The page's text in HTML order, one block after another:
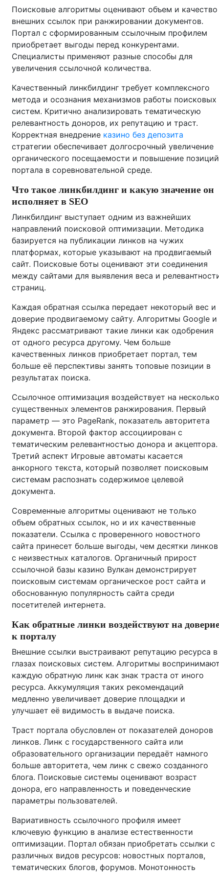
Поисковые алгоритмы оценивают объем и качество
внешних ссылок при ранжировании документов.
Портал с сформированным ссылочным профилем
приобретает выгоды перед конкурентами.
Специалисты применяют разные способы для
увеличения ссылочной количества.
Качественный линкбилдинг требует комплексного
метода и осознания механизмов работы поисковых
систем. Критично анализировать тематическую
релевантность доноров, их репутацию и траст.
Корректная внедрение казино без депозита
стратегии обеспечивает долгосрочный увеличение
органического посещаемости и повышение позиций
портала в соревновательной среде.
Что такое линкбилдинг и какую значение он
исполняет в SEO
Линкбилдинг выступает одним из важнейших
направлений поисковой оптимизации. Методика
базируется на публикации линков на чужих
платформах, которые указывают на продвигаемый
сайт. Поисковые боты оценивают эти соединения
между сайтами для выявления веса и
страниц.
Каждая обратная ссылка передает некоторый вес и
доверие продвигаемому сайту. Алгоритмы Google и
Яндекс рассматривают такие линки как одобрения
от одного ресурса другому. Чем больше
качественных линков приобретает портал, тем
больше её перспективы занять топовые позиции в
результатах поиска.
Ссылочное оптимизация воздействует на несколько
существенных элементов ранжирования. Первый
параметр — это PageRank, показатель авторитета
документа. Второй фактор ассоциирован с
тематическим релевантностью донора и акцептора.
Третий аспект Игровые автоматы касается
анкорного текста, который позволяет поисковым
системам распознать содержимое целевой
документа.
Современные алгоритмы оценивают не только
объем обратных ссылок, но и их качественные
показатели. Ссылка с проверенного новостного
сайта принесет больше выгоды, чем десятки линков
с неизвестных каталогов. Органичный прирост
ссылочной базы казино Вулкан демонстрирует
поисковым системам органическое рост сайта и
обоснованную популярность сайта среди
посетителей интернета.
Как обратные линки воздействуют на
к порталу
Внешние ссылки выстраивают репутацию ресурса в
глазах поисковых систем. Алгоритмы
каждую обратную линк как знак траста от иного
ресурса. Аккумуляция таких рекомендаций
медленно увеличивает доверие площадки и
улучшает её видимость в выдаче поиска.
Траст портала обусловлен от показателей доноров
линков. Линк с государственного сайта или
образовательного организации передаёт намного
больше авторитета, чем линк с свежо созданного
блога. Поисковые системы оценивают возраст
донора, его направленность и поведенческие
параметры пользователей.
Вариативность ссылочного профиля имеет
ключевую функцию в анализе естественности
оптимизации. Портал обязан приобретать ссылки с
различных видов ресурсов: новостных порталов,
тематических блогов, форумов. Монотонность